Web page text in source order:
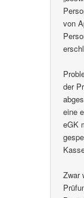
von
der
eine
eGK
Zwar